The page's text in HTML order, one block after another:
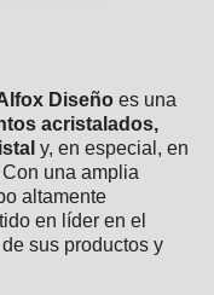
Diseño es una
acristalados,
y, en especial, en
Con una amplia
altamente
en líder en el
sus productos y